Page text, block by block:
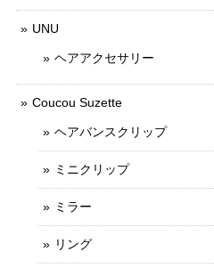
UNU
ヘアアクセサリー
Coucou Suzette
ヘアバンスクリップ
ミニクリップ
ミラー
リング